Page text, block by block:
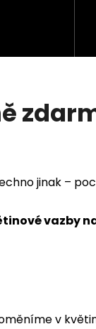
jinak –
vazby
v